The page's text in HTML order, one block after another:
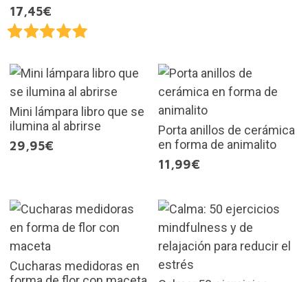
17,45€
Mini lámpara libro que se
ilumina al abrirse
29,95€
Porta anillos de cerámica
en forma de animalito
11,99€
Cucharas medidoras en